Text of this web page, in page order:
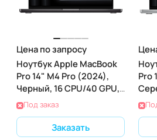
Цена по запросу
Ноутбук Apple MacBook
Pro 14" M4 Pro (2024),
Черный, 16 CPU/40 GPU,
64 RAM 2ТБ SSD
Под заказ
Заказать
Pro